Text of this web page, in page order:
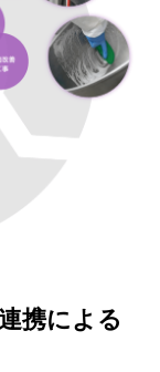
携による